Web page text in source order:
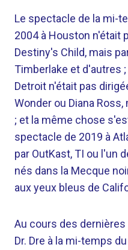
Le spectacle de la mi-
2004 à Houston n'était
Destiny's Child, mais
Timberlake et d'autres
Detroit n'était pas
Wonder ou Diana
; et la même chose
spectacle de 2019 à
par OutKast, TI ou l'un
nés dans la Mecque
aux yeux bleus de
Au cours des
Dr. Dre à la mi-temps